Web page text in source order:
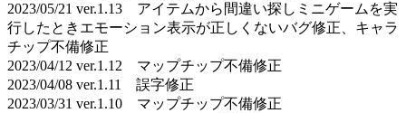
2023/05/21 ver.1.13 アイテムから間違い探しミニゲームを実
行したときエモーション表示が正しくないバグ修正、キャラ
チップ不備修正
2023/04/12 ver.1.12 マップチップ不備修正
2023/04/08 ver.1.11 誤字修正
2023/03/31 ver.1.10 マップチップ不備修正